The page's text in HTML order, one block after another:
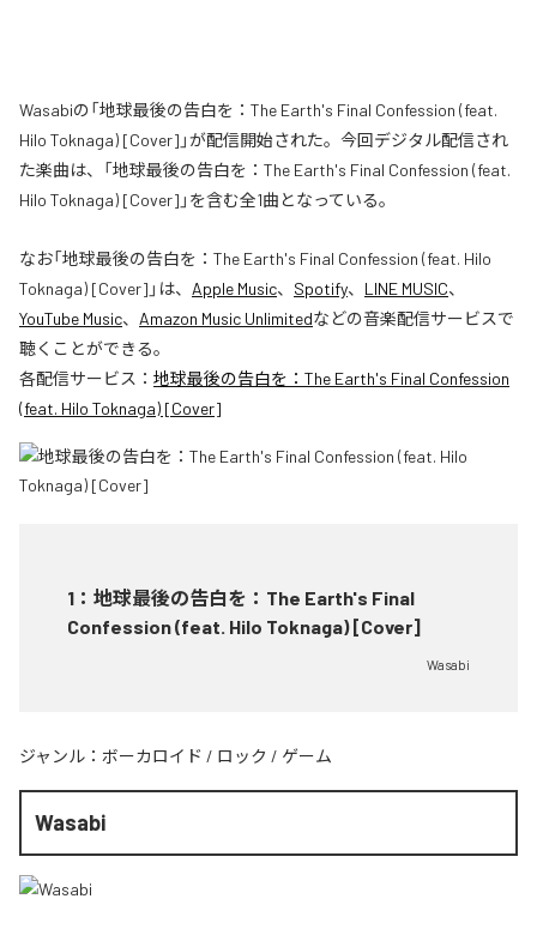
Wasabiの「地球最後の告白を：The Earth's Final Confession (feat.
Hilo Toknaga) [Cover]」が配信開始された。今回デジタル配信され
た楽曲は、「地球最後の告白を：The Earth's Final Confession (feat.
Hilo Toknaga) [Cover]」を含む全1曲となっている。
なお「地球最後の告白を：The Earth's Final Confession (feat. Hilo
Toknaga) [Cover] 」は、 Apple Music、 Spotify、 LINE MUSIC、
YouTube Music、 Amazon Music Unlimitedなどの音楽配信サービスで
聴くことができる。
各配信サービス： 地球最後の告白を：The Earth's Final Confession
(feat. Hilo Toknaga) [Cover]
1 ： 地球最後の告白を：The Earth's Final
Confession (feat. Hilo Toknaga) [Cover]
Wasabi
ジャンル： ボーカロイド / ロック / ゲーム
Wasabi